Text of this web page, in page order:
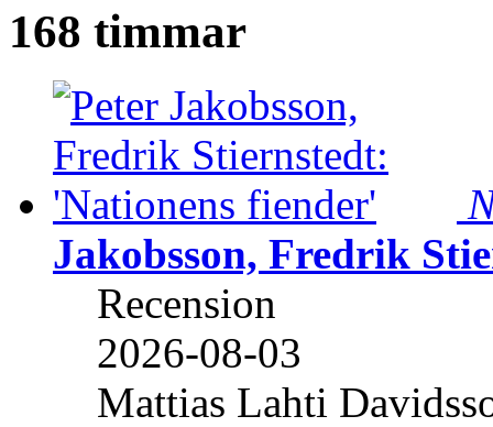
168 timmar
Jakobsson, Fredrik
Recension
2026-08-03
Mattias Lahti